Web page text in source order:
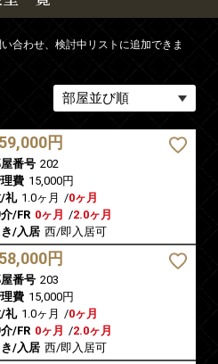
合わせ、検討中リストに追加できま
円
番号 202
費 15,000円
礼 1.0ヶ月 /0ヶ月
/FR 0ヶ月 /2.0ヶ月
/入居 西/即入居可
円
番号 203
費 15,000円
礼 1.0ヶ月 /0ヶ月
/FR 0ヶ月 /2.0ヶ月
/入居 西/即入居可